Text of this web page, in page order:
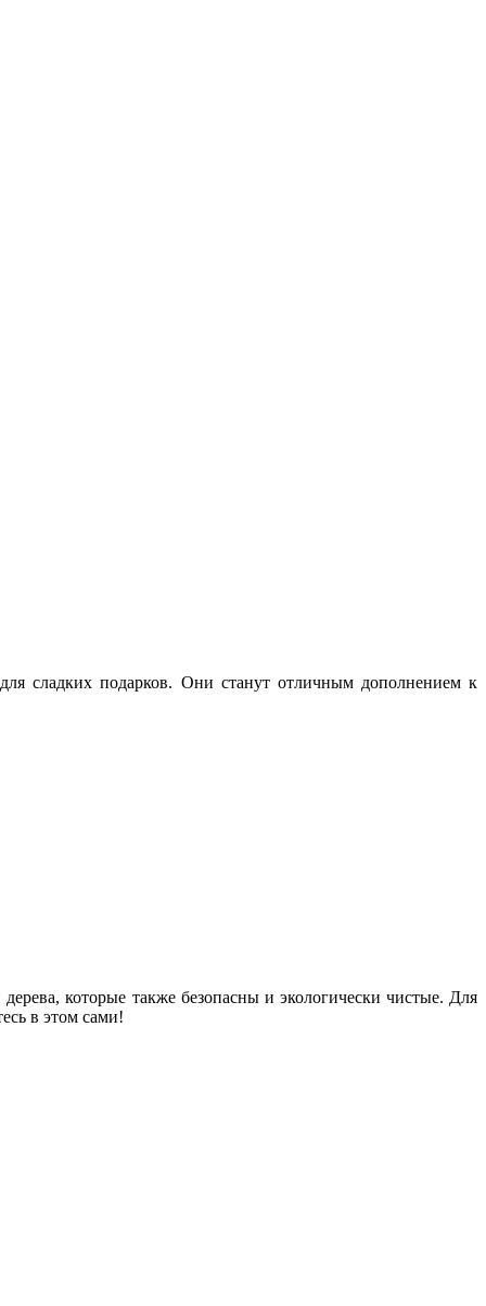
сладких подарков. Они станут отличным дополнением к
которые также безопасны и экологически чистые. Для
в этом сами!